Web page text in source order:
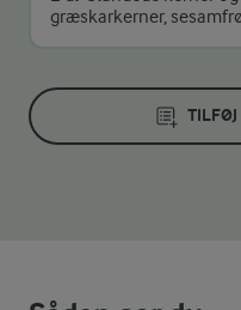
græskarkerner,
TILFØJ